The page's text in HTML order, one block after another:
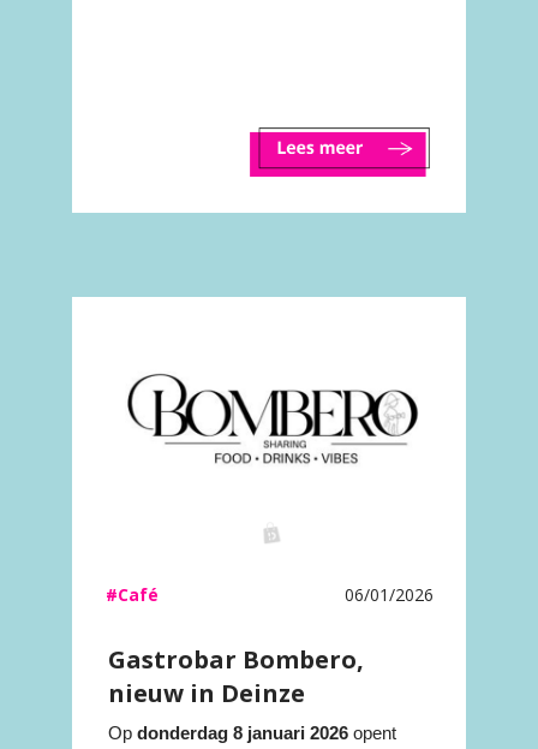
#Café 06/01/2026
Gastrobar Bombero,
nieuw in Deinze
Winkelstad!
Op donderdag 8 januari 2026 opent